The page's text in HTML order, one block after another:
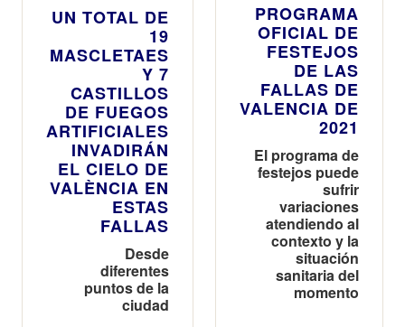
UN TOTAL DE
19
MASCLETAES
Y 7
CASTILLOS
DE FUEGOS
ARTIFICIALES
INVADIRÁN
EL CIELO DE
VALÈNCIA EN
ESTAS
FALLAS
Desde
diferentes
puntos de la
ciudad
PROGRAMA
OFICIAL DE
FESTEJOS
DE LAS
FALLAS DE
VALENCIA DE
2021
El programa de
festejos puede
sufrir
variaciones
atendiendo al
contexto y la
situación
sanitaria del
momento